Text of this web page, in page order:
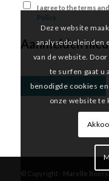
I agree to the terms
Policy
Aanmelden
© Copyright - Marelle
Deze website
analysedoeleinden
van de website.
te surfen gaat u
benodigde cookies
onze website te